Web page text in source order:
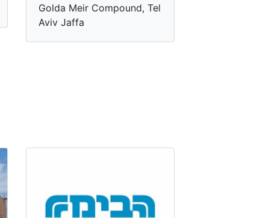
Golda Meir Compound, Tel
Aviv Jaffa